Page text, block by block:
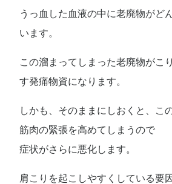
うっ血した血液の中に老廃物がど
います。
この溜まってしまった老廃物がこ
す発痛物資になります。
しかも、そのままにしおくと、こ
筋肉の緊張を高めてしまうので
症状がさらに悪化します。
肩こりを起こしやすくしている要